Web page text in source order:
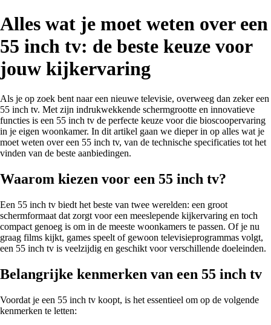
Alles wat je moet weten over een
55 inch tv: de beste keuze voor
jouw kijkervaring
Als je op zoek bent naar een nieuwe televisie, overweeg dan zeker een
55 inch tv. Met zijn indrukwekkende schermgrootte en innovatieve
functies is een 55 inch tv de perfecte keuze voor die bioscoopervaring
in je eigen woonkamer. In dit artikel gaan we dieper in op alles wat je
moet weten over een 55 inch tv, van de technische specificaties tot het
vinden van de beste aanbiedingen.
Waarom kiezen voor een 55 inch tv?
Een 55 inch tv biedt het beste van twee werelden: een groot
schermformaat dat zorgt voor een meeslepende kijkervaring en toch
compact genoeg is om in de meeste woonkamers te passen. Of je nu
graag films kijkt, games speelt of gewoon televisieprogrammas volgt,
een 55 inch tv is veelzijdig en geschikt voor verschillende doeleinden.
Belangrijke kenmerken van een 55 inch tv
Voordat je een 55 inch tv koopt, is het essentieel om op de volgende
kenmerken te letten: